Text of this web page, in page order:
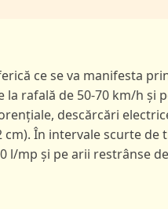
ce se va manifesta
rafală de 50-70 km/h și
descărcări
În intervale scurte de
l/mp și pe arii restrânse